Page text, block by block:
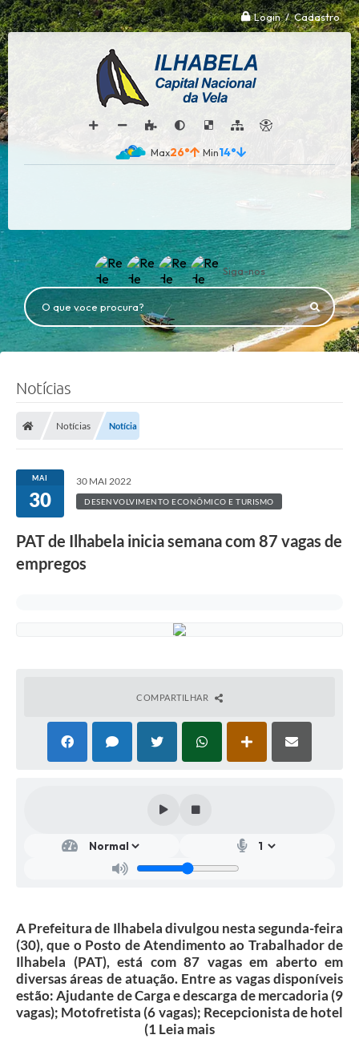
Login / Cadastro
26° 14°
Siga-nos
O que voce procura?
Notícias
Notícias Notícia
MAI
30
30 MAI 2022
DESENVOLVIMENTO ECONÔMICO E TURISMO
PAT de Ilhabela inicia semana com 87 vagas de
empregos
COMPARTILHAR
A Prefeitura de Ilhabela divulgou nesta segunda-feira
(30), que o Posto de Atendimento ao Trabalhador de
Ilhabela (PAT), está com 87 vagas em aberto em
diversas áreas de atuação. Entre as vagas disponíveis
estão: Ajudante de Carga e descarga de mercadoria (9
vagas); Motofretista (6 vagas); Recepcionista de hotel
(1 Leia mais